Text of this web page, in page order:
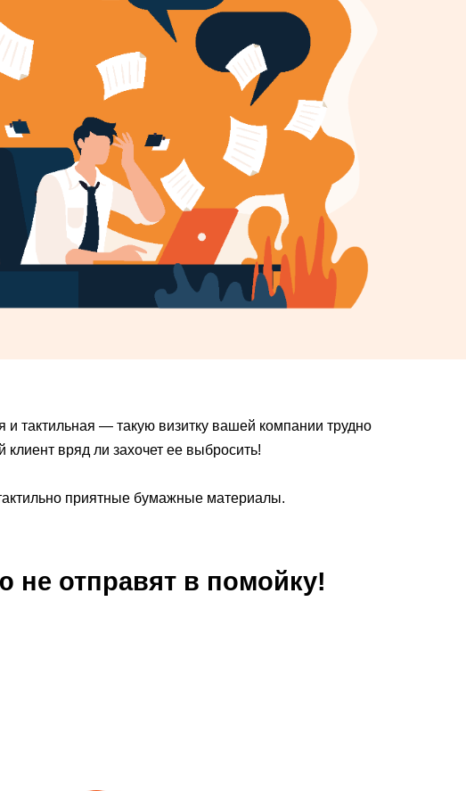
тактильная — такую визитку вашей компании трудно
вряд ли захочет ее выбросить!
приятные бумажные материалы.
отправят в помойку!